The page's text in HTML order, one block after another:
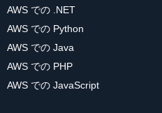
AWS での .NET
AWS での Python
AWS での Java
AWS での PHP
AWS での JavaScript